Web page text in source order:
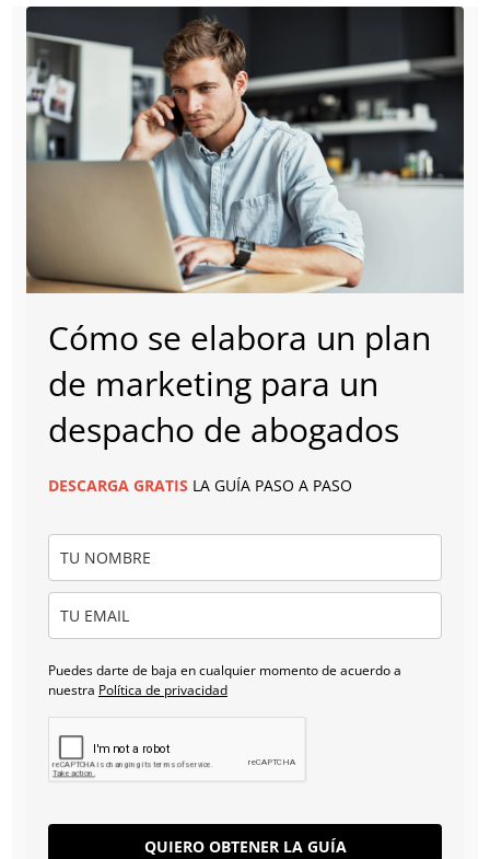
Cómo se elabora un plan
de marketing para un
despacho de abogados
DESCARGA GRATIS LA GUÍA PASO A PASO
Puedes darte de baja en cualquier momento de acuerdo a
nuestra Política de privacidad
QUIERO OBTENER LA GUÍA